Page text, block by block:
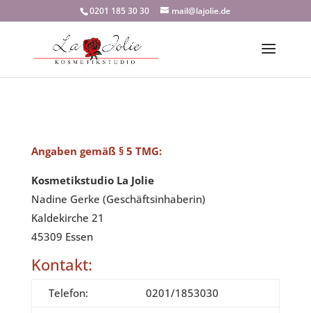
0201 185 30 30 mail@lajolie.de
Angaben gemäß § 5 TMG:
Kosmetikstudio La Jolie
Nadine Gerke (Geschäftsinhaberin)
Kaldekirche 21
45309 Essen
Kontakt:
Telefon:
0201/1853030